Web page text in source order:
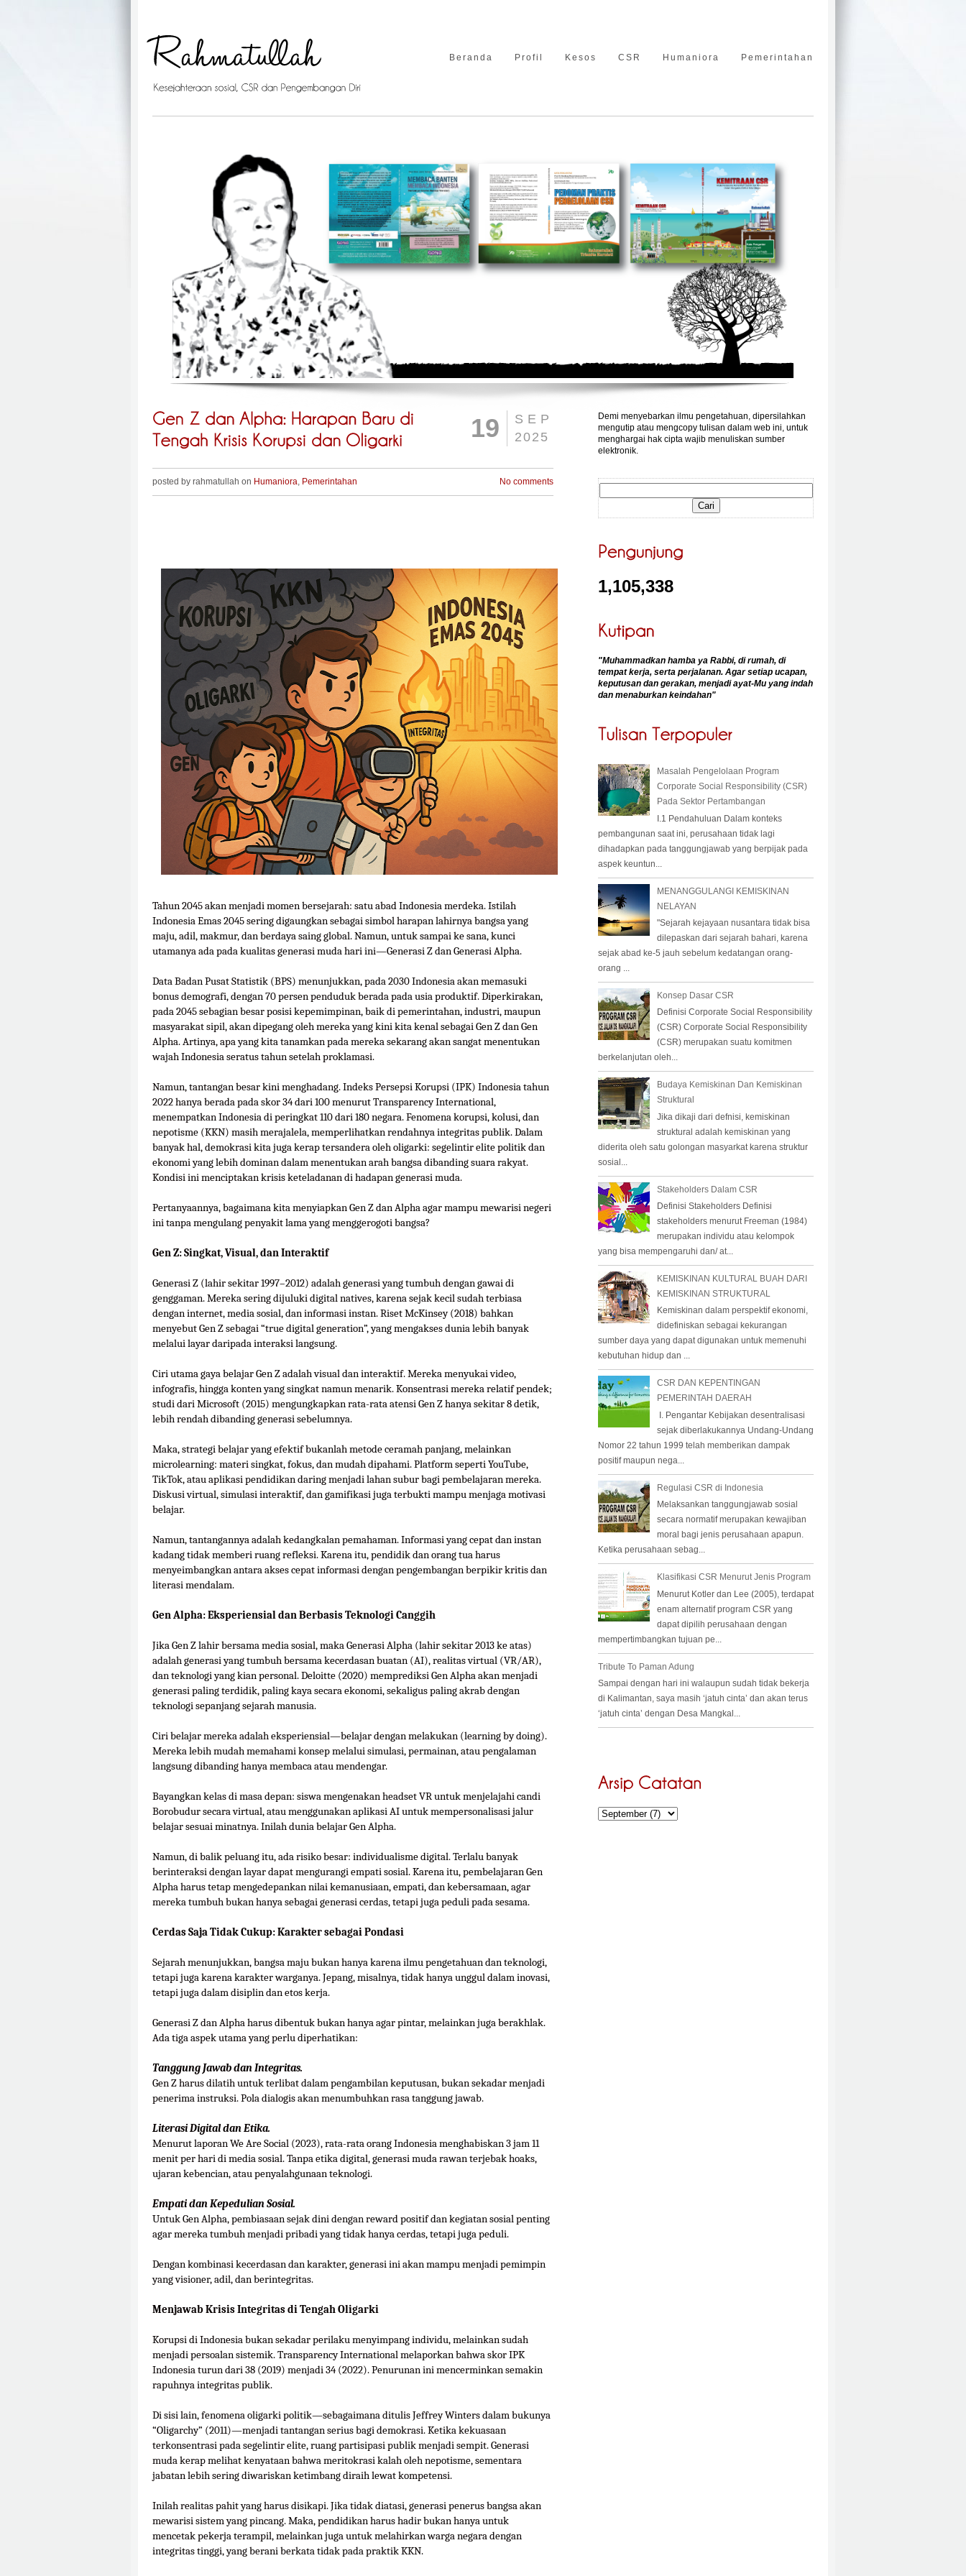
Beranda Profil Kesos CSR Humaniora Pemerintahan
SEP
2025
19
posted by rahmatullah on Humaniora, Pemerintahan No comments
Tahun 2045 akan menjadi momen bersejarah: satu abad Indonesia merdeka. Istilah
Indonesia Emas 2045 sering digaungkan sebagai simbol harapan lahirnya bangsa yang
maju, adil, makmur, dan berdaya saing global. Namun, untuk sampai ke sana, kunci
utamanya ada pada kualitas generasi muda hari ini—Generasi Z dan Generasi Alpha.
Data Badan Pusat Statistik (BPS) menunjukkan, pada 2030 Indonesia akan memasuki
bonus demografi, dengan 70 persen penduduk berada pada usia produktif. Diperkirakan,
pada 2045 sebagian besar posisi kepemimpinan, baik di pemerintahan, industri, maupun
masyarakat sipil, akan dipegang oleh mereka yang kini kita kenal sebagai Gen Z dan Gen
Alpha. Artinya, apa yang kita tanamkan pada mereka sekarang akan sangat menentukan
wajah Indonesia seratus tahun setelah proklamasi.
Namun, tantangan besar kini menghadang. Indeks Persepsi Korupsi (IPK) Indonesia tahun
2022 hanya berada pada skor 34 dari 100 menurut Transparency International,
menempatkan Indonesia di peringkat 110 dari 180 negara. Fenomena korupsi, kolusi, dan
nepotisme (KKN) masih merajalela, memperlihatkan rendahnya integritas publik. Dalam
banyak hal, demokrasi kita juga kerap tersandera oleh oligarki: segelintir elite politik dan
ekonomi yang lebih dominan dalam menentukan arah bangsa dibanding suara rakyat.
Kondisi ini menciptakan krisis keteladanan di hadapan generasi muda.
Pertanyaannya, bagaimana kita menyiapkan Gen Z dan Alpha agar mampu mewarisi negeri
ini tanpa mengulang penyakit lama yang menggerogoti bangsa?
Gen Z: Singkat, Visual, dan Interaktif
Generasi Z (lahir sekitar 1997–2012) adalah generasi yang tumbuh dengan gawai di
genggaman. Mereka sering dijuluki digital natives, karena sejak kecil sudah terbiasa
dengan internet, media sosial, dan informasi instan. Riset McKinsey (2018) bahkan
menyebut Gen Z sebagai “true digital generation”, yang mengakses dunia lebih banyak
melalui layar daripada interaksi langsung.
Ciri utama gaya belajar Gen Z adalah visual dan interaktif. Mereka menyukai video,
infografis, hingga konten yang singkat namun menarik. Konsentrasi mereka relatif pendek;
studi dari Microsoft (2015) mengungkapkan rata-rata atensi Gen Z hanya sekitar 8 detik,
lebih rendah dibanding generasi sebelumnya.
Maka, strategi belajar yang efektif bukanlah metode ceramah panjang, melainkan
microlearning: materi singkat, fokus, dan mudah dipahami. Platform seperti YouTube,
TikTok, atau aplikasi pendidikan daring menjadi lahan subur bagi pembelajaran mereka.
Diskusi virtual, simulasi interaktif, dan gamifikasi juga terbukti mampu menjaga motivasi
belajar.
Namun, tantangannya adalah kedangkalan pemahaman. Informasi yang cepat dan instan
kadang tidak memberi ruang refleksi. Karena itu, pendidik dan orang tua harus
menyeimbangkan antara akses cepat informasi dengan pengembangan berpikir kritis dan
literasi mendalam.
Gen Alpha: Eksperiensial dan Berbasis Teknologi Canggih
Jika Gen Z lahir bersama media sosial, maka Generasi Alpha (lahir sekitar 2013 ke atas)
adalah generasi yang tumbuh bersama kecerdasan buatan (AI), realitas virtual (VR/AR),
dan teknologi yang kian personal. Deloitte (2020) memprediksi Gen Alpha akan menjadi
generasi paling terdidik, paling kaya secara ekonomi, sekaligus paling akrab dengan
teknologi sepanjang sejarah manusia.
Ciri belajar mereka adalah eksperiensial—belajar dengan melakukan (learning by doing).
Mereka lebih mudah memahami konsep melalui simulasi, permainan, atau pengalaman
langsung dibanding hanya membaca atau mendengar.
Bayangkan kelas di masa depan: siswa mengenakan headset VR untuk menjelajahi candi
Borobudur secara virtual, atau menggunakan aplikasi AI untuk mempersonalisasi jalur
belajar sesuai minatnya. Inilah dunia belajar Gen Alpha.
Namun, di balik peluang itu, ada risiko besar: individualisme digital. Terlalu banyak
berinteraksi dengan layar dapat mengurangi empati sosial. Karena itu, pembelajaran Gen
Alpha harus tetap mengedepankan nilai kemanusiaan, empati, dan kebersamaan, agar
mereka tumbuh bukan hanya sebagai generasi cerdas, tetapi juga peduli pada sesama.
Cerdas Saja Tidak Cukup: Karakter sebagai Pondasi
Sejarah menunjukkan, bangsa maju bukan hanya karena ilmu pengetahuan dan teknologi,
tetapi juga karena karakter warganya. Jepang, misalnya, tidak hanya unggul dalam inovasi,
tetapi juga dalam disiplin dan etos kerja.
Generasi Z dan Alpha harus dibentuk bukan hanya agar pintar, melainkan juga berakhlak.
Ada tiga aspek utama yang perlu diperhatikan:
Tanggung Jawab dan Integritas.
Gen Z harus dilatih untuk terlibat dalam pengambilan keputusan, bukan sekadar menjadi
penerima instruksi. Pola dialogis akan menumbuhkan rasa tanggung jawab.
Literasi Digital dan Etika.
Menurut laporan We Are Social (2023), rata-rata orang Indonesia menghabiskan 3 jam 11
menit per hari di media sosial. Tanpa etika digital, generasi muda rawan terjebak hoaks,
ujaran kebencian, atau penyalahgunaan teknologi.
Empati dan Kepedulian Sosial.
Untuk Gen Alpha, pembiasaan sejak dini dengan reward positif dan kegiatan sosial penting
agar mereka tumbuh menjadi pribadi yang tidak hanya cerdas, tetapi juga peduli.
Dengan kombinasi kecerdasan dan karakter, generasi ini akan mampu menjadi pemimpin
yang visioner, adil, dan berintegritas.
Menjawab Krisis Integritas di Tengah Oligarki
Korupsi di Indonesia bukan sekadar perilaku menyimpang individu, melainkan sudah
menjadi persoalan sistemik. Transparency International melaporkan bahwa skor IPK
Indonesia turun dari 38 (2019) menjadi 34 (2022). Penurunan ini mencerminkan semakin
rapuhnya integritas publik.
Di sisi lain, fenomena oligarki politik—sebagaimana ditulis Jeffrey Winters dalam bukunya
“Oligarchy” (2011)—menjadi tantangan serius bagi demokrasi. Ketika kekuasaan
terkonsentrasi pada segelintir elite, ruang partisipasi publik menjadi sempit. Generasi
muda kerap melihat kenyataan bahwa meritokrasi kalah oleh nepotisme, sementara
jabatan lebih sering diwariskan ketimbang diraih lewat kompetensi.
Inilah realitas pahit yang harus disikapi. Jika tidak diatasi, generasi penerus bangsa akan
mewarisi sistem yang pincang. Maka, pendidikan harus hadir bukan hanya untuk
mencetak pekerja terampil, melainkan juga untuk melahirkan warga negara dengan
integritas tinggi, yang berani berkata tidak pada praktik KKN.
Demi menyebarkan ilmu pengetahuan, dipersilahkan
mengutip atau mengcopy tulisan dalam web ini, untuk
menghargai hak cipta wajib menuliskan sumber
elektronik.
1,105,338
"Muhammadkan hamba ya Rabbi, di rumah, di
tempat kerja, serta perjalanan. Agar setiap ucapan,
keputusan dan gerakan, menjadi ayat-Mu yang indah
dan menaburkan keindahan"
Masalah Pengelolaan Program
Corporate Social Responsibility (CSR)
Pada Sektor Pertambangan
I.1 Pendahuluan Dalam konteks
pembangunan saat ini, perusahaan tidak lagi
dihadapkan pada tanggungjawab yang berpijak pada
aspek keuntun...
MENANGGULANGI KEMISKINAN
NELAYAN
"Sejarah kejayaan nusantara tidak bisa
dilepaskan dari sejarah bahari, karena
sejak abad ke-5 jauh sebelum kedatangan orang-
orang ...
Konsep Dasar CSR
Definisi Corporate Social Responsibility
(CSR) Corporate Social Responsibility
(CSR) merupakan suatu komitmen
berkelanjutan oleh...
Budaya Kemiskinan Dan Kemiskinan
Struktural
Jika dikaji dari defnisi, kemiskinan
struktural adalah kemiskinan yang
diderita oleh satu golongan masyarkat karena struktur
sosial...
Stakeholders Dalam CSR
Definisi Stakeholders Definisi
stakeholders menurut Freeman (1984)
merupakan individu atau kelompok
yang bisa mempengaruhi dan/ at...
KEMISKINAN KULTURAL BUAH DARI
KEMISKINAN STRUKTURAL
Kemiskinan dalam perspektif ekonomi,
didefiniskan sebagai kekurangan
sumber daya yang dapat digunakan untuk memenuhi
kebutuhan hidup dan ...
CSR DAN KEPENTINGAN
PEMERINTAH DAERAH
I. Pengantar Kebijakan desentralisasi
sejak diberlakukannya Undang-Undang
Nomor 22 tahun 1999 telah memberikan dampak
positif maupun nega...
Regulasi CSR di Indonesia
Melaksankan tanggungjawab sosial
secara normatif merupakan kewajiban
moral bagi jenis perusahaan apapun.
Ketika perusahaan sebag...
Klasifikasi CSR Menurut Jenis Program
Menurut Kotler dan Lee (2005), terdapat
enam alternatif program CSR yang
dapat dipilih perusahaan dengan
mempertimbangkan tujuan pe...
Tribute To Paman Adung
Sampai dengan hari ini walaupun sudah tidak bekerja
di Kalimantan, saya masih ‘jatuh cinta’ dan akan terus
‘jatuh cinta’ dengan Desa Mangkal...